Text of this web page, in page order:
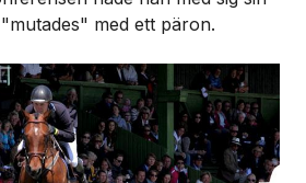
med ett päron.